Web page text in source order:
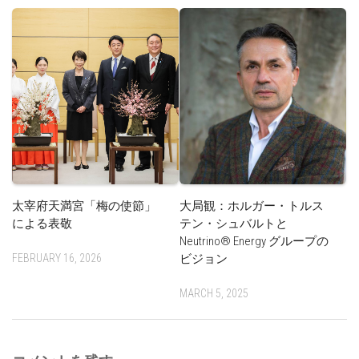
太宰府天満宮「梅の使節」
による表敬
FEBRUARY 16, 2026
大局観：ホルガー・トルス
テン・シュバルトと
Neutrino® Energy グループの
ビジョン
MARCH 5, 2025